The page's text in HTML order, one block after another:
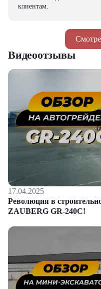
клиентам.
Видеоотзывы
17.04.2025
Революция в
ZAUBERG GR-240C!